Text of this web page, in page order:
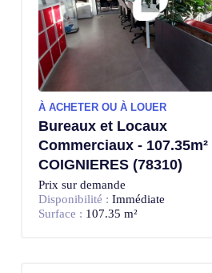
À ACHETER OU À LOUER
Bureaux et Locaux
Commerciaux - 107.35m²
COIGNIERES (78310)
Prix sur demande
Disponibilité : Immédiate
Surface : 107.35 m²